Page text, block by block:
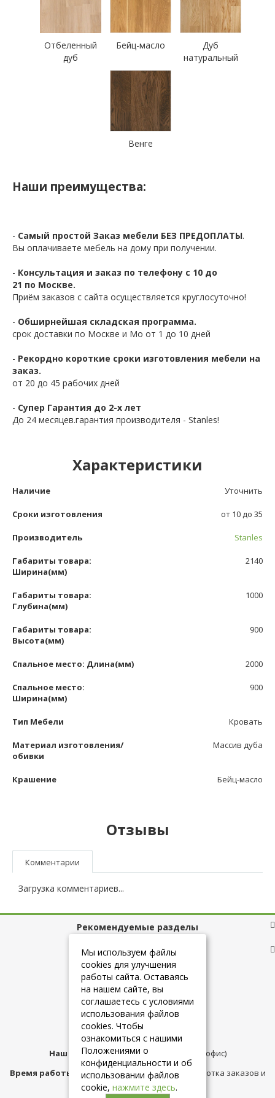
Отбеленный
дуб
Бейц-масло
Дуб
натуральный
Венге
Наши преимущества:
- Самый простой Заказ мебели БЕЗ ПРЕДОПЛАТЫ.
Вы оплачиваете мебель на дому при получении.
- Консультация и заказ по телефону с 10 до
21 по Москве.
Приём заказов с сайта осуществляется круглосуточно!
- Обширнейшая складская программа.
срок доставки по Москве и Мо от 1 до 10 дней
- Рекордно короткие сроки изготовления мебели на
заказ.
от 20 до 45 рабочих дней
- Супер Гарантия до 2-х лет
До 24 месяцев.гарантия производителя - Stanles!
Характеристики
Наличие Уточнить
Сроки изготовления от 10 до 35
Производитель Stanles
Габариты товара:
Ширина(мм)
2140
Габариты товара:
Глубина(мм)
1000
Габариты товара:
Высота(мм)
900
Спальное место: Длина(мм) 2000
Спальное место:
Ширина(мм)
900
Тип Мебели Кровать
Материал изготовления/
обивки
Массив дуба
Крашение Бейц-масло
Отзывы
Комментарии
Загрузка комментариев...
Рекомендуемые разделы
Полезные ссылки
+7 (925) 084-10-60
Наш адрес:Москва,ул.Плещеева д.12 (офис)
Время работы магазина:с 10:00 до 21:00 (обработка заказов и
консультация)
Мы используем файлы
cookies для улучшения
работы сайта. Оставаясь
на нашем сайте, вы
соглашаетесь с условиями
использования файлов
cookies. Чтобы
ознакомиться с нашими
Положениями о
конфиденциальности и об
использовании файлов
cookie, нажмите здесь.